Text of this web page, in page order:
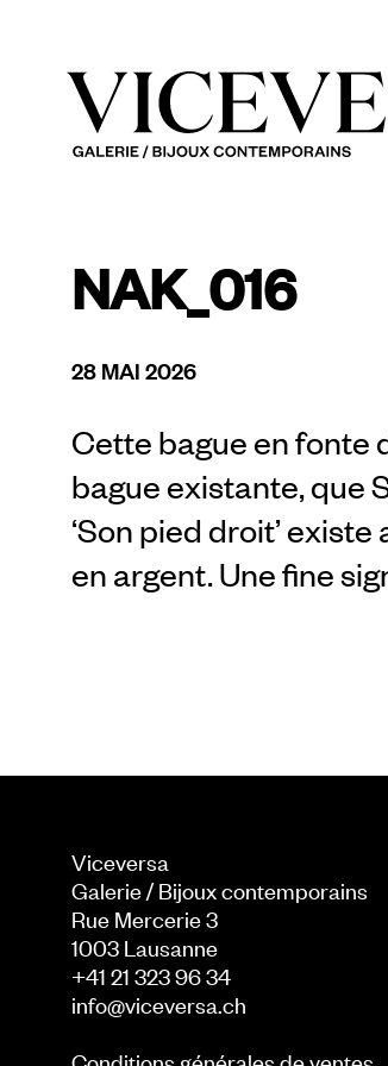
NAK_016
28 MAI 2026
Cette bague en fonte
bague existante, que
‘Son pied droit’
en argent. Une fine
Viceversa
Galerie / Bijoux contemporains
Rue Mercerie 3
1003 Lausanne
+41 21 323 96 34
info@viceversa.ch